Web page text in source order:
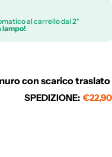
al carrello dal 2°
con scarico traslato
SPEDIZIONE: €22,90